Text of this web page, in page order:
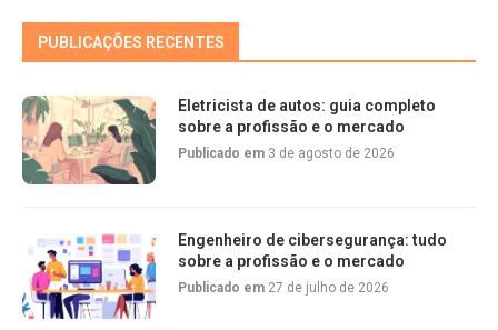
PUBLICAÇÕES RECENTES
Eletricista de autos: guia completo
sobre a profissão e o mercado
Publicado em 3 de agosto de 2026
Engenheiro de cibersegurança: tudo
sobre a profissão e o mercado
Publicado em 27 de julho de 2026